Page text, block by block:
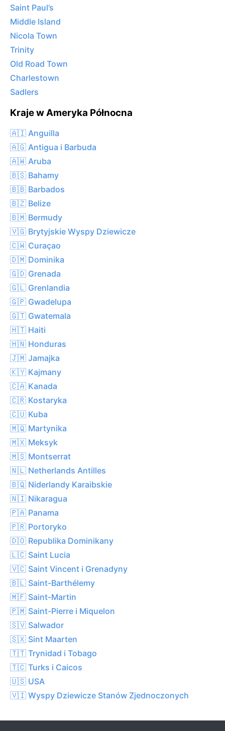
Saint Paul’s
Middle Island
Nicola Town
Trinity
Old Road Town
Charlestown
Sadlers
Kraje w Ameryka Północna
🇦🇮 Anguilla
🇦🇬 Antigua i Barbuda
🇦🇼 Aruba
🇧🇸 Bahamy
🇧🇧 Barbados
🇧🇿 Belize
🇧🇲 Bermudy
🇻🇬 Brytyjskie Wyspy Dziewicze
🇨🇼 Curaçao
🇩🇲 Dominika
🇬🇩 Grenada
🇬🇱 Grenlandia
🇬🇵 Gwadelupa
🇬🇹 Gwatemala
🇭🇹 Haiti
🇭🇳 Honduras
🇯🇲 Jamajka
🇰🇾 Kajmany
🇨🇦 Kanada
🇨🇷 Kostaryka
🇨🇺 Kuba
🇲🇶 Martynika
🇲🇽 Meksyk
🇲🇸 Montserrat
🇳🇱 Netherlands Antilles
🇧🇶 Niderlandy Karaibskie
🇳🇮 Nikaragua
🇵🇦 Panama
🇵🇷 Portoryko
🇩🇴 Republika Dominikany
🇱🇨 Saint Lucia
🇻🇨 Saint Vincent i Grenadyny
🇧🇱 Saint-Barthélemy
🇲🇫 Saint-Martin
🇵🇲 Saint-Pierre i Miquelon
🇸🇻 Salwador
🇸🇽 Sint Maarten
🇹🇹 Trynidad i Tobago
🇹🇨 Turks i Caicos
🇺🇸 USA
🇻🇮 Wyspy Dziewicze Stanów Zjednoczonych